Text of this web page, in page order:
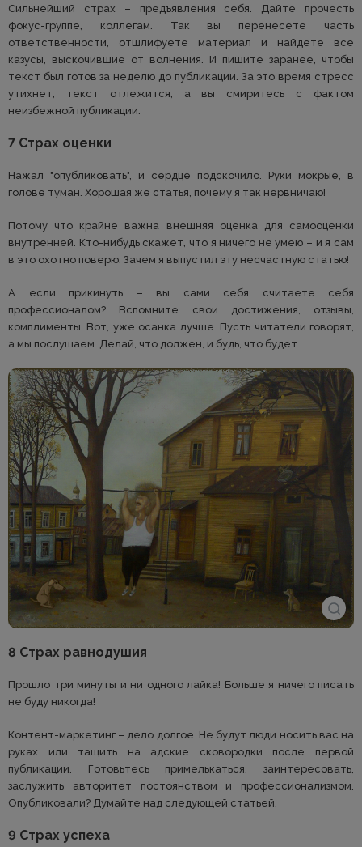
Сильнейший страх – предъявления себя. Дайте прочесть
фокус-группе, коллегам. Так вы перенесете часть
ответственности, отшлифуете материал и найдете все
казусы, выскочившие от волнения. И пишите заранее, чтобы
текст был готов за неделю до публикации. За это время стресс
утихнет, текст отлежится, а вы смиритесь с фактом
неизбежной публикации.
7 Страх оценки
Нажал "опубликовать", и сердце подскочило. Руки мокрые, в
голове туман. Хорошая же статья, почему я так нервничаю!
Потому что крайне важна внешняя оценка для самооценки
внутренней. Кто-нибудь скажет, что я ничего не умею – и я сам
в это охотно поверю. Зачем я выпустил эту несчастную статью!
А если прикинуть – вы сами себя считаете себя
профессионалом? Вспомните свои достижения, отзывы,
комплименты. Вот, уже осанка лучше. Пусть читатели говорят,
а мы послушаем. Делай, что должен, и будь, что будет.
8 Страх равнодушия
Прошло три минуты и ни одного лайка! Больше я ничего писать
не буду никогда!
Контент-маркетинг – дело долгое. Не будут люди носить вас на
руках или тащить на адские сковородки после первой
публикации. Готовьтесь примелькаться, заинтересовать,
заслужить авторитет постоянством и профессионализмом.
Опубликовали? Думайте над следующей статьей.
9 Страх успеха